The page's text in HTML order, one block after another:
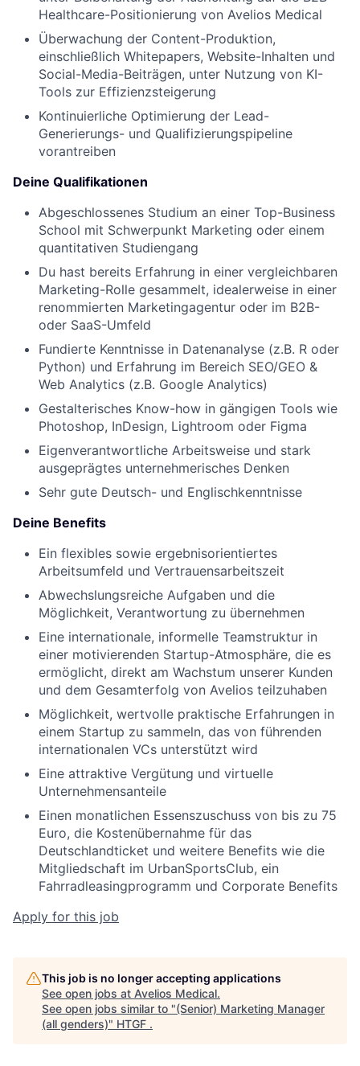
Healthcare-Positionierung von Avelios Medical
Überwachung der Content-Produktion,
einschließlich Whitepapers, Website-Inhalten und
Social-Media-Beiträgen, unter Nutzung von KI-
Tools zur Effizienzsteigerung
Kontinuierliche Optimierung der Lead-
Generierungs- und Qualifizierungspipeline
vorantreiben
Deine Qualifikationen
Abgeschlossenes Studium an einer Top-Business
School mit Schwerpunkt Marketing oder einem
quantitativen Studiengang
Du hast bereits Erfahrung in einer vergleichbaren
Marketing-Rolle gesammelt, idealerweise in einer
renommierten Marketingagentur oder im B2B-
oder SaaS-Umfeld
Fundierte Kenntnisse in Datenanalyse (z.B. R oder
Python) und Erfahrung im Bereich SEO/GEO &
Web Analytics (z.B. Google Analytics)
Gestalterisches Know-how in gängigen Tools wie
Photoshop, InDesign, Lightroom oder Figma
Eigenverantwortliche Arbeitsweise und stark
ausgeprägtes unternehmerisches Denken
Sehr gute Deutsch- und Englischkenntnisse
Deine Benefits
Ein flexibles sowie ergebnisorientiertes
Arbeitsumfeld und Vertrauensarbeitszeit
Abwechslungsreiche Aufgaben und die
Möglichkeit, Verantwortung zu übernehmen
Eine internationale, informelle Teamstruktur in
einer motivierenden Startup-Atmosphäre, die es
ermöglicht, direkt am Wachstum unserer Kunden
und dem Gesamterfolg von Avelios teilzuhaben
Möglichkeit, wertvolle praktische Erfahrungen in
einem Startup zu sammeln, das von führenden
internationalen VCs unterstützt wird
Eine attraktive Vergütung und virtuelle
Unternehmensanteile
Einen monatlichen Essenszuschuss von bis zu 75
Euro, die Kostenübernahme für das
Deutschlandticket und weitere Benefits wie die
Mitgliedschaft im UrbanSportsClub, ein
Fahrradleasingprogramm und Corporate Benefits
Apply for this job
This job is no longer accepting applications
See open jobs at Avelios Medical.
See open jobs similar to "(Senior) Marketing Manager
(all genders)" HTGF .